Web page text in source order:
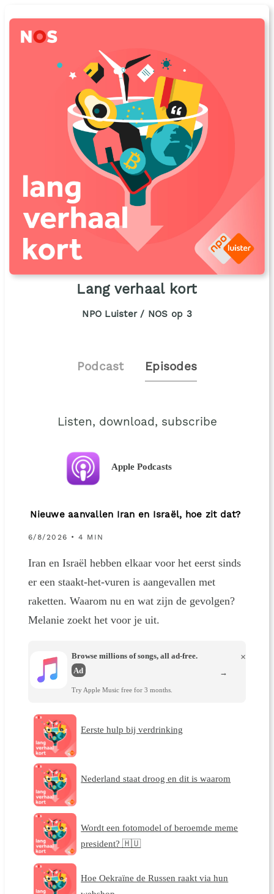
Lang verhaal kort
NPO Luister / NOS op 3
Podcast Episodes
Listen, download, subscribe
Apple Podcasts
Nieuwe aanvallen Iran en Israël, hoe zit dat?
6/8/2026 • 4 MIN
Iran en Israël hebben elkaar voor het eerst sinds
er een staakt-het-vuren is aangevallen met
raketten. Waarom nu en wat zijn de gevolgen?
Melanie zoekt het voor je uit.
Browse millions of songs, all ad-free.
Ad
Try Apple Music free for 3 months.
×
→
Eerste hulp bij verdrinking
Nederland staat droog en dit is waarom
Wordt een fotomodel of beroemde meme
president? 🇭🇺
Hoe Oekraïne de Russen raakt via hun